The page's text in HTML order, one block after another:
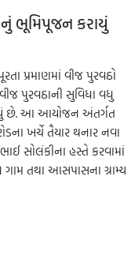
ભૂમિપૂજન કરાયું
પ્રમાણમાં વીજ પુરવઠો
પુરવઠાની સુવિધા વધુ
છે. આ આયોજન અંતર્ગત
ખર્ચે તૈયાર થનાર નવા
સોલંકીના હસ્તે કરવામાં
તથા આસપાસના ગ્રામ્ય